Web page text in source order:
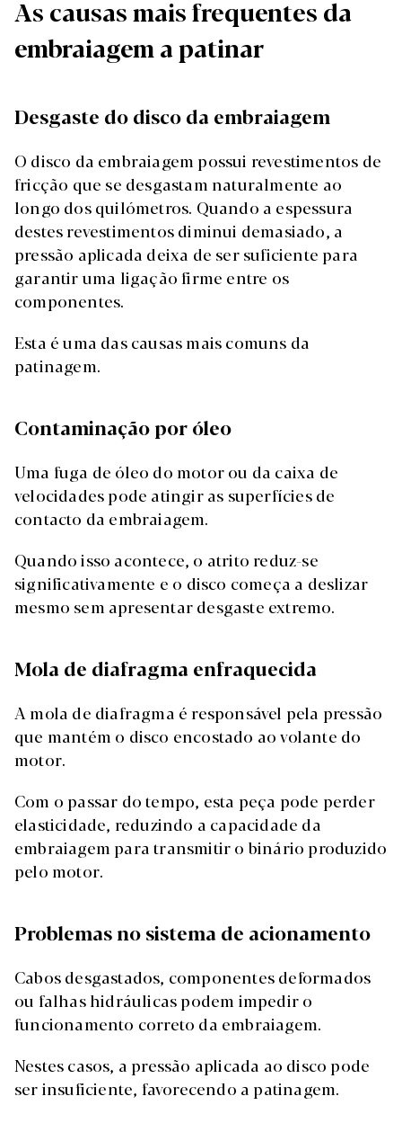
As causas mais frequentes da
embraiagem a patinar
Desgaste do disco da embraiagem
O disco da embraiagem possui revestimentos de
fricção que se desgastam naturalmente ao
longo dos quilómetros. Quando a espessura
destes revestimentos diminui demasiado, a
pressão aplicada deixa de ser suficiente para
garantir uma ligação firme entre os
componentes.
Esta é uma das causas mais comuns da
patinagem.
Contaminação por óleo
Uma fuga de óleo do motor ou da caixa de
velocidades pode atingir as superfícies de
contacto da embraiagem.
Quando isso acontece, o atrito reduz-se
significativamente e o disco começa a deslizar
mesmo sem apresentar desgaste extremo.
Mola de diafragma enfraquecida
A mola de diafragma é responsável pela pressão
que mantém o disco encostado ao volante do
motor.
Com o passar do tempo, esta peça pode perder
elasticidade, reduzindo a capacidade da
embraiagem para transmitir o binário produzido
pelo motor.
Problemas no sistema de acionamento
Cabos desgastados, componentes deformados
ou falhas hidráulicas podem impedir o
funcionamento correto da embraiagem.
Nestes casos, a pressão aplicada ao disco pode
ser insuficiente, favorecendo a patinagem.